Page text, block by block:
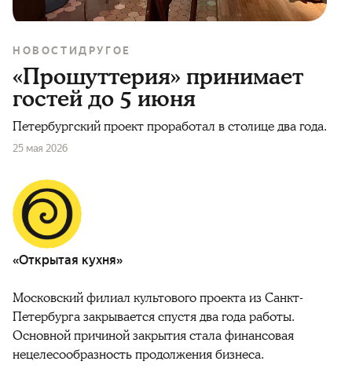
НОВОСТИДРУГОЕ
«Прошуттерия» принимает
гостей до 5 июня
Петербургский проект проработал в столице два года.
25 мая 2026
«Открытая кухня»
Московский филиал культового проекта из Санкт-
Петербурга закрывается спустя два года работы.
Основной причиной закрытия стала финансовая
нецелесообразность продолжения бизнеса.